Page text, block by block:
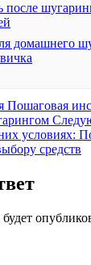
после
домашнего
Предыдущая
запись:
Пошаговая
условиях:
средств